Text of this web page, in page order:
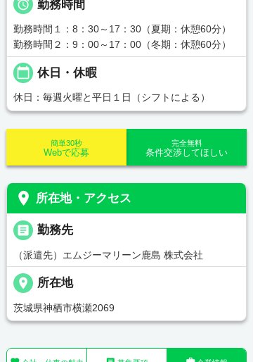
 勤務時間
勤務時間１：8：30～17：30（夏期：休憩60分）
勤務時間２：9：00～17：00（冬期：休憩60分）
calendar_today 休日・休暇
休日：毎週火曜と平日１日（シフトによる）
完全無料
条件交渉してほしい
簡単30秒
Webで応募
place 所在地・アクセス
_pin
勤務先
（派遣先）エムジーマリーン鹿島 株式会社
place 所在地
茨城県神栖市横瀬2069